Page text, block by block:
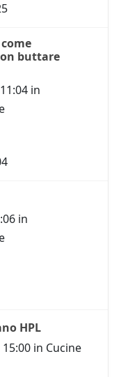
buttare
in
in
HPL
in Cucine